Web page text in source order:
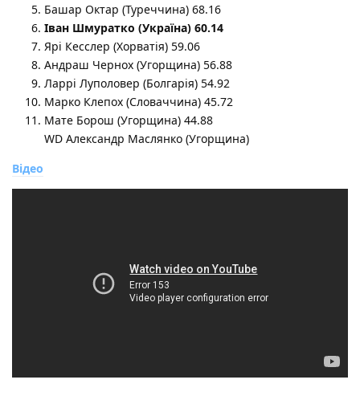
Башар Октар (Туреччина) 68.16
Іван Шмуратко (Україна) 60.14
Ярі Кесслер (Хорватія) 59.06
Андраш Чернох (Угорщина) 56.88
Ларрі Луполовер (Болгарія) 54.92
Марко Клепох (Словаччина) 45.72
Мате Борош (Угорщина) 44.88
WD Александр Маслянко (Угорщина)
Відео